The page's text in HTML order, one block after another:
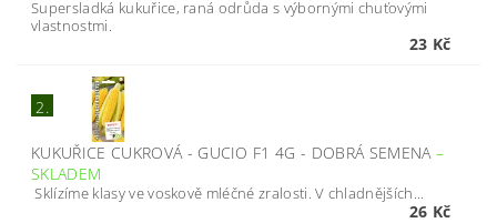
Supersladká kukuřice, raná odrůda s výbornými chuťovými
vlastnostmi.
23 Kč
2.
KUKUŘICE CUKROVÁ - GUCIO F1 4G - DOBRÁ SEMENA –
SKLADEM
Sklízíme klasy ve voskově mléčné zralosti. V chladnějších...
26 Kč